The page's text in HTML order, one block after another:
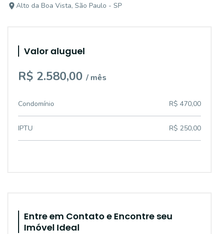
Alto da Boa Vista, São Paulo - SP
Valor aluguel
R$ 2.580,00 / mês
Condomínio R$ 470,00
IPTU R$ 250,00
Entre em Contato e Encontre seu
Imóvel Ideal